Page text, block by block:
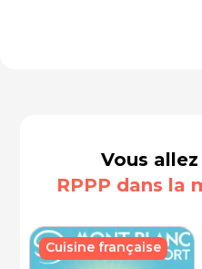
Vous
RPPP dans la
Cuisine française